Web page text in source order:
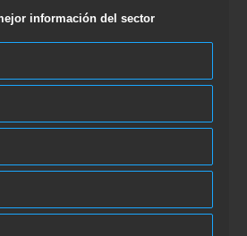
información del sector